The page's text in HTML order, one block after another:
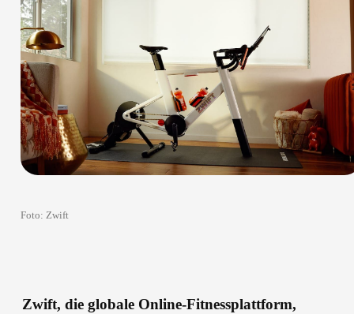
Foto: Zwift
Zwift, die globale Online-Fitnessplattform,